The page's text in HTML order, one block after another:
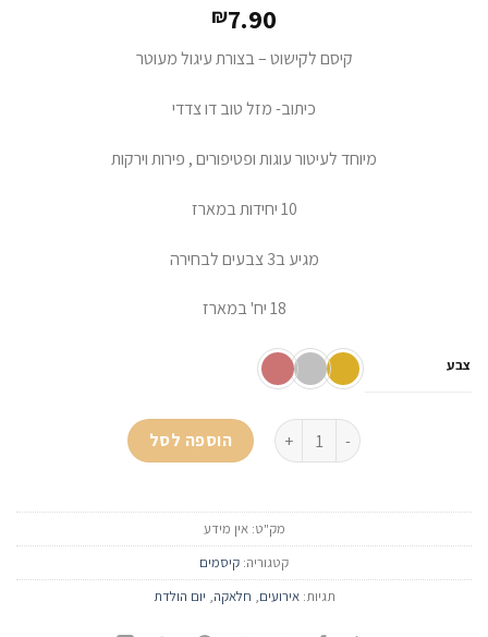
₪7.90
קיסם לקישוט – בצורת עיגול מעוטר
כיתוב- מזל טוב דו צדדי
מיוחד לעיטור עוגות ופטיפורים , פירות וירקות
10 יחידות במארז
מגיע ב3 צבעים לבחירה
18 יח' במארז
צבע
כמות של קיסם מזל-טוב ב-3 צבעיםהוספה לסל
מק"ט:אין מידע
קטגוריה: קיסמים
תגיות:אירועים, חלאקה, יום הולדת